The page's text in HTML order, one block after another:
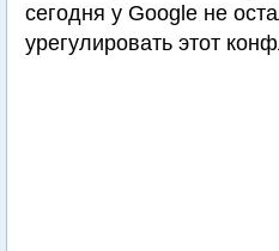
сегодня у Google не
урегулировать этот